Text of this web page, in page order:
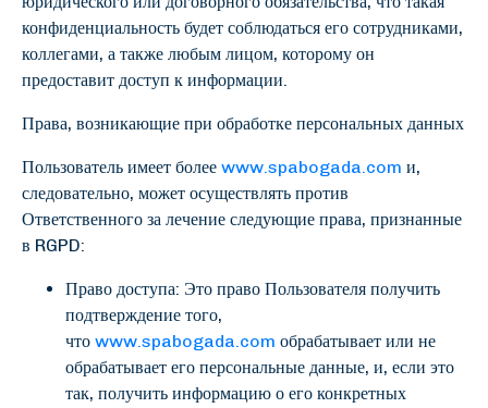
конфиденциальность будет соблюдаться его сотрудниками,
коллегами, а также любым лицом, которому он
предоставит доступ к информации.
Права, возникающие при обработке персональных данных
Пользователь имеет более www.spabogada.com и,
следовательно, может осуществлять против
Ответственного за лечение следующие права, признанные
в RGPD:
Право доступа: Это право Пользователя получить
подтверждение того,
что www.spabogada.com обрабатывает или не
обрабатывает его персональные данные, и, если это
так, получить информацию о его конкретных